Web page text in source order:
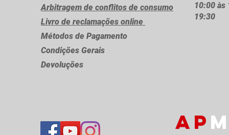
Arbitragem de conflitos de consumo
Livro de reclamações online
Métodos de Pagamento
Condições Gerais
Devoluções
10:00 às
19:30
AP